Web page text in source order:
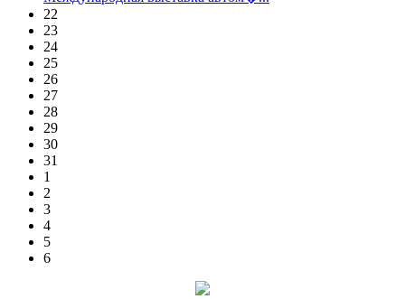
22
23
24
25
26
27
28
29
30
31
1
2
3
4
5
6